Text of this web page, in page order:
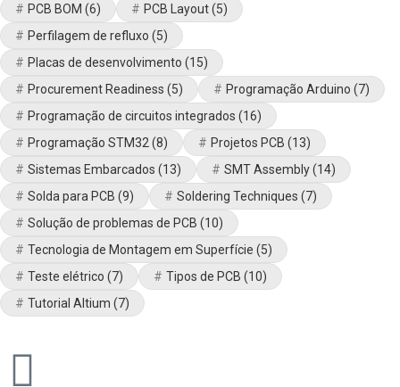
PCB BOM (6) PCB Layout(5)
Perfilagem de refluxo (5)
Placas de desenvolvimento (15)
Procurement Readiness (5) Programação Arduino (7)
Programação de circuitos integrados (16)
Programação STM32 (8) Projetos PCB (13)
Sistemas Embarcados (13) SMT Assembly(14)
Solda para PCB (9) Soldering Techniques (7)
Solução de problemas de PCB (10)
Tecnologia de Montagem em Superfície (5)
Teste elétrico (7) Tipos de PCB (10)
Tutorial Altium (7)